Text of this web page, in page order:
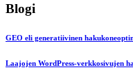
Blogi
GEO eli generatiivinen
Laajojen WordPress-verkkosivujen